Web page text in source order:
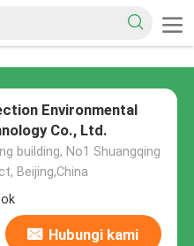
Environmental
Co., Ltd.
building, No1 Shuangqing
Beijing,China
Hubungi kami